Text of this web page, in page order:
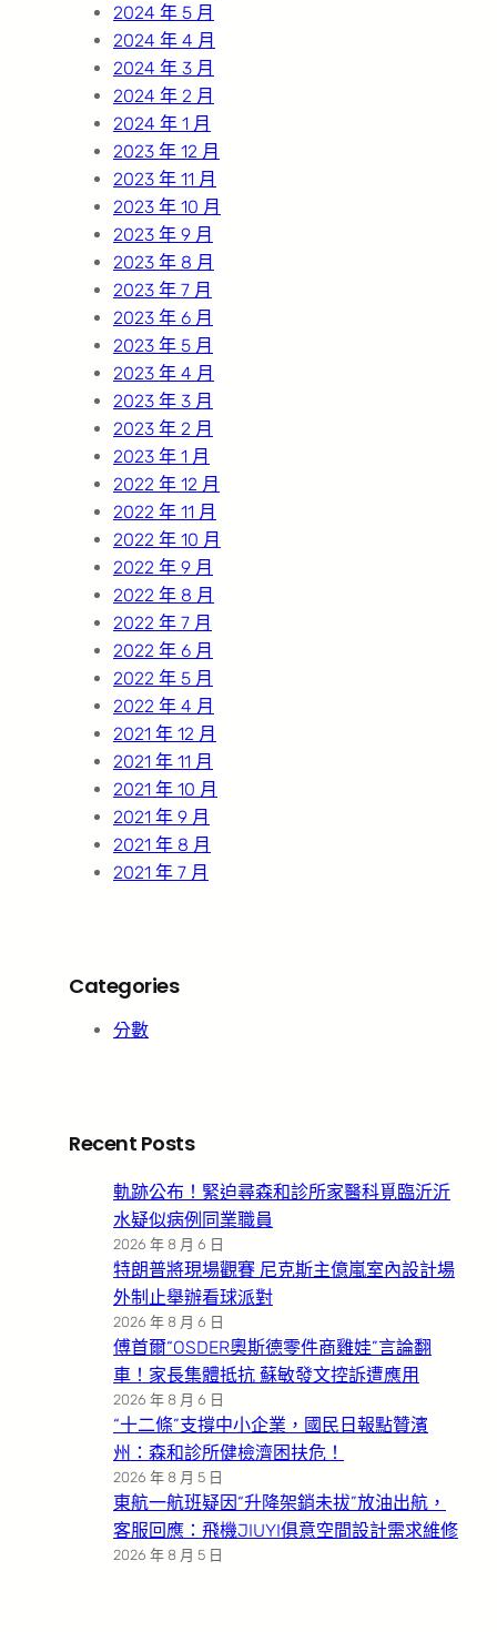
2024 年 5 月
2024 年 4 月
2024 年 3 月
2024 年 2 月
2024 年 1 月
2023 年 12 月
2023 年 11 月
2023 年 10 月
2023 年 9 月
2023 年 8 月
2023 年 7 月
2023 年 6 月
2023 年 5 月
2023 年 4 月
2023 年 3 月
2023 年 2 月
2023 年 1 月
2022 年 12 月
2022 年 11 月
2022 年 10 月
2022 年 9 月
2022 年 8 月
2022 年 7 月
2022 年 6 月
2022 年 5 月
2022 年 4 月
2021 年 12 月
2021 年 11 月
2021 年 10 月
2021 年 9 月
2021 年 8 月
2021 年 7 月
Categories
分數
Recent Posts
軌跡公布！緊迫尋森和診所家醫科覓臨沂沂
水疑似病例同業職員
2026 年 8 月 6 日
特朗普將現場觀賽 尼克斯主億嵐室內設計場
外制止舉辦看球派對
2026 年 8 月 6 日
傅首爾“OSDER奧斯德零件商雞娃”言論翻
車！家長集體抵抗 蘇敏發文控訴遭應用
2026 年 8 月 6 日
“十二條”支撐中小企業，國民日報點贊濱
州：森和診所健檢濟困扶危！
2026 年 8 月 5 日
東航一航班疑因“升降架銷未拔”放油出航，
客服回應：飛機JIUYI俱意空間設計需求維修
2026 年 8 月 5 日